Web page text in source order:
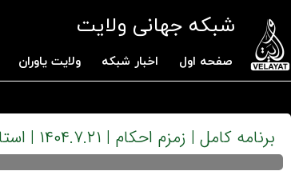
شبکه جهانی ولایت
صفحه اول اخبار شبکه ولایت یاوران
برنامه کامل | زمزم احکام | ۱۴۰۴.۷.۲۱ | استاد محمدی